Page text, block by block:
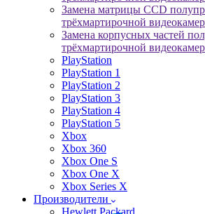
Замена матрицы CCD
трёхмартирочной
Замена корпусных частей
трёхмартирочной
PlayStation
PlayStation 1
PlayStation 2
PlayStation 3
PlayStation 4
PlayStation 5
Xbox
Xbox 360
Xbox One S
Xbox One X
Xbox Series X
Производители
Hewlett Packard